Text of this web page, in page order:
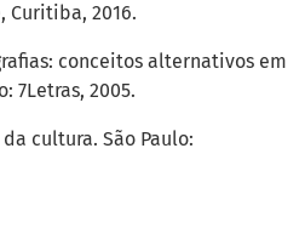
Curitiba, 2016.
conceitos alternativos em
7Letras, 2005.
da cultura. São Paulo: